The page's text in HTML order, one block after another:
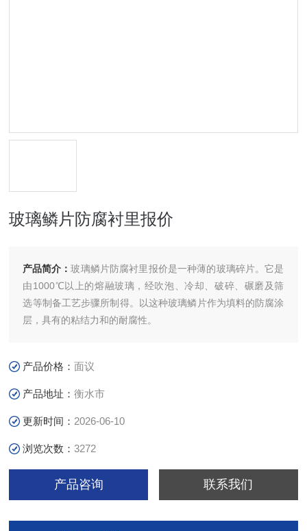
玻璃鳞片防腐衬里报价
产品简介：玻璃鳞片防腐衬里报价是一种薄的玻璃碎片。它是
由1000℃以上的熔融玻璃，经吹泡、冷却、破碎、碾磨及筛
选等制备工艺步骤所制得。以这种玻璃鳞片作为填料的防腐涂
层，具有的粘结力和的耐腐性。
产品价格：面议
产品地址：衡水市
更新时间： 2026-06-10
浏览次数：3272
产品咨询 联系我们